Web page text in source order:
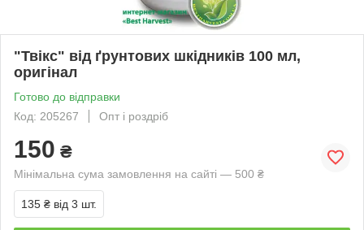
"Твікс" від ґрунтових шкідників 100 мл,
оригінал
Готово до відправки
Код: 205267
Опт і роздріб
150 ₴
Мінімальна сума замовлення на сайті — 500 ₴
135 ₴ від 3 шт.